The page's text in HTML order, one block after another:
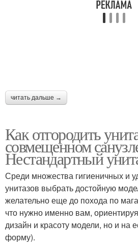
читать дальше →
Как отгородить
совмещенном
Нестандартный
Среди множества гигиеничных и
унитазов выбрать достойную
желательно еще до похода по
что нужно именно вам,
дизайн и красоту модели, но и на
форму).